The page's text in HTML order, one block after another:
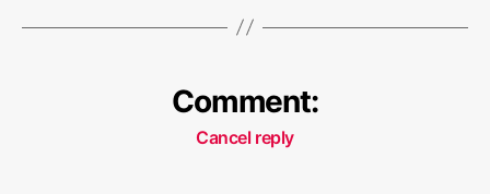
Comment:
Cancel reply